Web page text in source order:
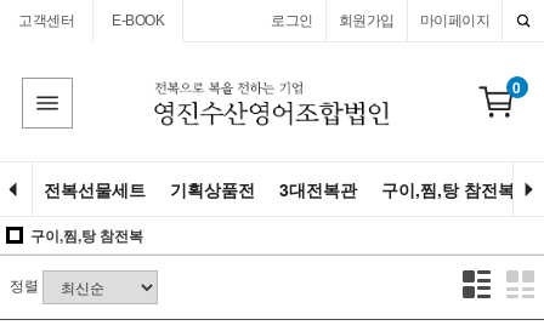
고객센터 E-BOOK 마이페이지
회원가입
로그인
0
전복선물세트 기획상품전 3대전복관 구이,찜,탕 참전복
구이,찜,탕 참전복
정렬